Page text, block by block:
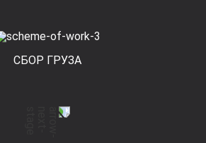
СБОР ГРУЗА